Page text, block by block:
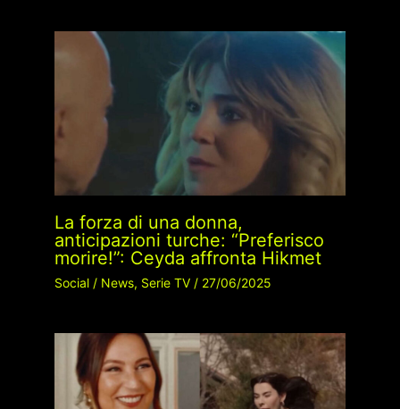
La forza di una donna,
anticipazioni turche: “Preferisco
morire!”: Ceyda affronta Hikmet
Social/ News, Serie TV/ 27/06/2025